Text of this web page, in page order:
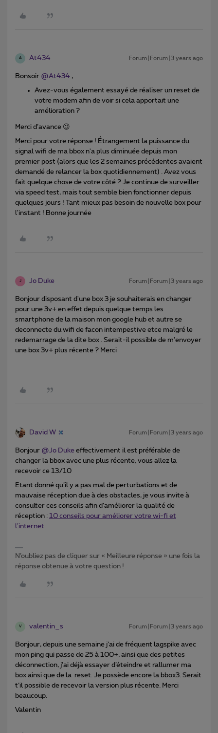
A At434 Forum|Forum|3 years ago
Bonsoir @At434 ,
Avez-vous également essayé de réaliser un reset de
votre modem afin de voir si cela apportait une
amélioration ?
Merci d’avance 😉
Merci pour votre réponse ! Étrangement la puissance du
signal wifi de ma bbox n'a plus diminuée depuis mon
premier post (alors que les 2 semaines précédentes avaient
demandé de relancer la box quotidiennement) . Avez vous
fait quelque chose de votre côté ? Je continue de surveiller
via speed test, mais tout semble bien fonctionner depuis
quelques jours ! Tant mieux pas besoin de nouvelle box pour
l'instant ! Bonne journée
J Jo Duke Forum|Forum|3 years ago
Bonjour disposant d'une box 3 je souhaiterais en changer
pour une 3v+ en effet depuis quelque temps les
smartphone de la maison mon google hub et autre se
deconnecte du wifi de facon intempestive etce malgré le
redemarrage de la dite box . Serait-il possible de m'envoyer
une box 3v+ plus récente ? Merci
David W Forum|Forum|3 years ago
Bonjour @Jo Duke effectivement il est préférable de
changer la bbox avec une plus récente, vous allez la
recevoir ce 13/10
Etant donné qu’il y a pas mal de perturbations et de
mauvaise réception due à des obstacles, je vous invite à
consulter ces conseils afin d’améliorer la qualité de
réception : 10 conseils pour améliorer votre wi-fi et
l'internet
N’oubliez pas de cliquer sur « Meilleure réponse » une fois la
réponse obtenue à votre question !
V valentin_s Forum|Forum|3 years ago
Bonjour, depuis une semaine j’ai de fréquent lagspike avec
mon ping qui passe de 25 à 100+, ainsi que des petites
déconnection, j’ai déjà essayer d’éteindre et rallumer ma
box ainsi que de la reset. Je possède encore la bbox3. Serait
t’il possible de recevoir la version plus récente. Merci
beaucoup.
Valentin